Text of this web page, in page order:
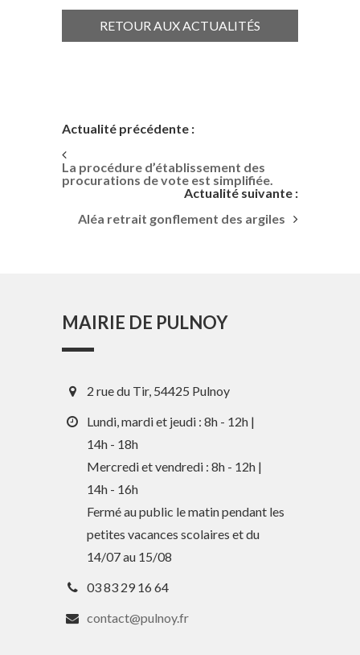
RETOUR AUX ACTUALITÉS
Actualité précédente :
La procédure d’établissement des
procurations de vote est simplifiée.
Actualité suivante :
Aléa retrait gonflement des argiles
Guide des activités et services
MAIRIE DE PULNOY
2 rue du Tir, 54425 Pulnoy
Lundi, mardi et jeudi : 8h - 12h |
14h - 18h
Mercredi et vendredi : 8h - 12h |
14h - 16h
Fermé au public le matin pendant les
petites vacances scolaires et du
14/07 au 15/08
03 83 29 16 64
contact@pulnoy.fr